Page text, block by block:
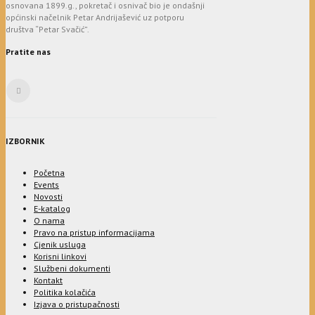
osnovana 1899.g., pokretač i osnivač bio je ondašnji
općinski načelnik Petar Andrijašević uz potporu
društva “Petar Svačić”.
Pratite nas
IZBORNIK
Početna
Events
Novosti
E-katalog
O nama
Pravo na pristup informacijama
Cjenik usluga
Korisni linkovi
Službeni dokumenti
Kontakt
Politika kolačića
Izjava o pristupačnosti